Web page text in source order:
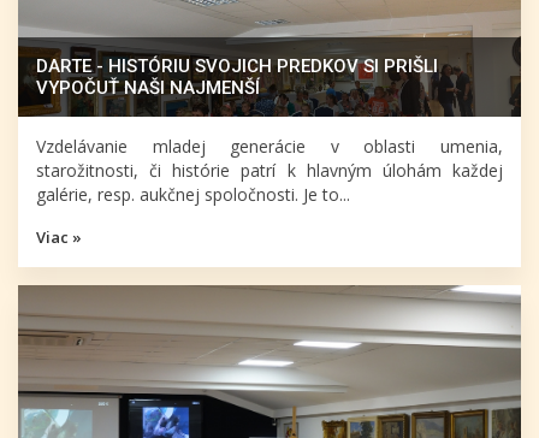
DARTE - HISTÓRIU SVOJICH PREDKOV SI PRIŠLI
VYPOČUŤ NAŠI NAJMENŠÍ
Vzdelávanie mladej generácie v oblasti umenia,
starožitnosti, či histórie patrí k hlavným úlohám každej
galérie, resp. aukčnej spoločnosti. Je to...
Viac »